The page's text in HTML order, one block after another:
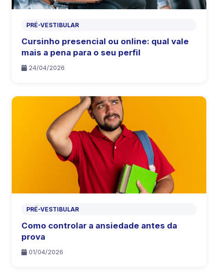
PRÉ-VESTIBULAR
Cursinho presencial ou online: qual vale
mais a pena para o seu perfil
24/04/2026
PRÉ-VESTIBULAR
Como controlar a ansiedade antes da
prova
01/04/2026